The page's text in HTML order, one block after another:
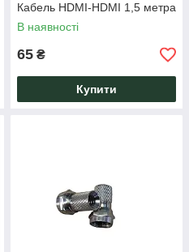
Кабель HDMI-HDMI 1,5 метра
В наявності
65 ₴
Купити